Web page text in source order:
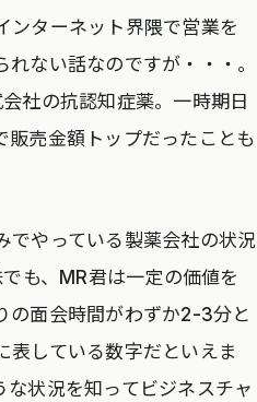
ンターネット界隈で営業を
ない話なのですが・・・。
社の抗認知症薬。一時期日
販売金額トップだったことも
でやっている製薬会社の状況
も、MR君は一定の価値を
の面会時間がわずか2-3分と
表している数字だといえま
状況を知ってビジネスチャ